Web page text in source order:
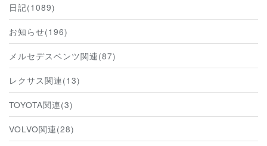
日記(1089)
お知らせ(196)
メルセデスベンツ関連(87)
レクサス関連(13)
TOYOTA関連(3)
VOLVO関連(28)